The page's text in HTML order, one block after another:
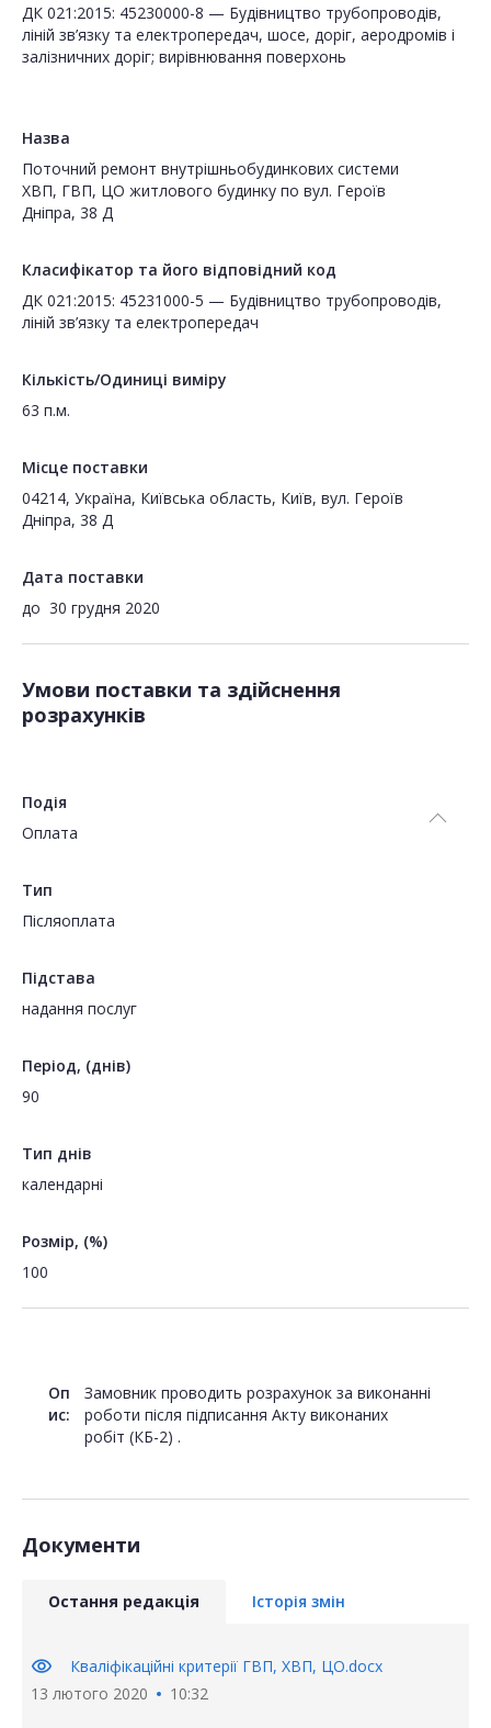
ДК 021:2015: 45230000-8 — Будівництво трубопроводів,
ліній зв’язку та електропередач, шосе, доріг, аеродромів і
залізничних доріг; вирівнювання поверхонь
Назва
Поточний ремонт внутрішньобудинкових системи
ХВП, ГВП, ЦО житлового будинку по вул. Героїв
Дніпра, 38 Д
Класифікатор та його відповідний код
ДК 021:2015: 45231000-5 — Будівництво трубопроводів,
ліній зв’язку та електропередач
Кількість/Одиниці виміру
63 п.м.
Місце поставки
04214, Україна, Київська область, Київ, вул. Героїв
Дніпра, 38 Д
Дата поставки
до 30 грудня 2020
Умови поставки та здійснення
розрахунків
Подія
Оплата
Тип
Пiсляоплата
Підстава
надання послуг
Період, (днів)
90
Тип днів
календарні
Розмір, (%)
100
Оп
ис:
Замовник проводить розрахунок за виконанні
роботи після підписання Акту виконаних
робіт (КБ-2) .
Документи
Остання редакція Історія змін
visibility
Кваліфікаційні критерії ГВП, ХВП, ЦО.docx
13 лютого 2020
10:32